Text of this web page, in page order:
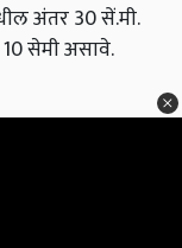
अंतर 30 सें.मी.
सेमी असावे.